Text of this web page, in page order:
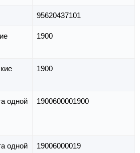
95620437101
1900
1900
одной
1900600001900
одной
19006000019